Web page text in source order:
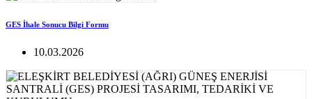
GES İhale Sonucu Bilgi Formu
10.03.2026